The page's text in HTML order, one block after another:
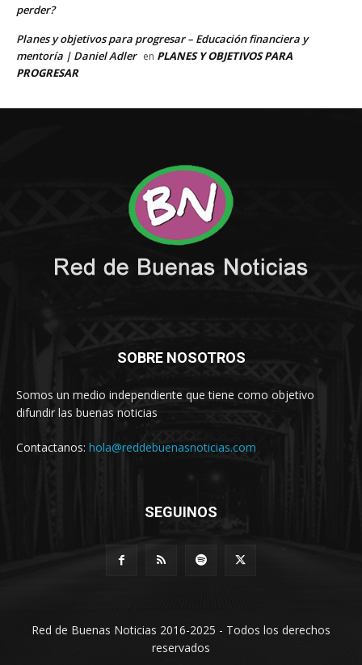
SOBRE NOSOTROS
Somos un medio independiente que tiene como objetivo
difundir las buenas noticias
Contactanos: hola@reddebuenasnoticias.com
SEGUINOS
Red de Buenas Noticias 2016-2025 - Todos los derechos
reservados